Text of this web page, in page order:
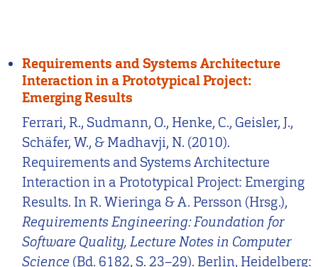
Requirements and Systems Architecture
Interaction in a Prototypical Project:
Emerging Results
Ferrari, R., Sudmann, O., Henke, C., Geisler, J.,
Schäfer, W., & Madhavji, N. (2010).
Requirements and Systems Architecture
Interaction in a Prototypical Project: Emerging
Results. In R. Wieringa & A. Persson (Hrsg.),
Requirements Engineering: Foundation for
Software Quality, Lecture Notes in Computer
Science (Bd. 6182, S. 23–29). Berlin, Heidelberg: